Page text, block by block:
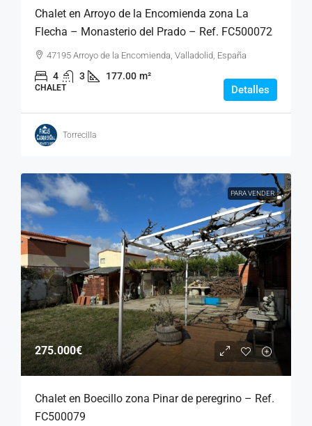
Chalet en Arroyo de la Encomienda zona La
Flecha – Monasterio del Prado – Ref. FC500072
47195 Arroyo de la Encomienda, Valladolid, España
4 3 177.00 m²
CHALET Detalles
Torrecilla
PARA VENDER
275.000€
Chalet en Boecillo zona Pinar de peregrino – Ref.
FC500079